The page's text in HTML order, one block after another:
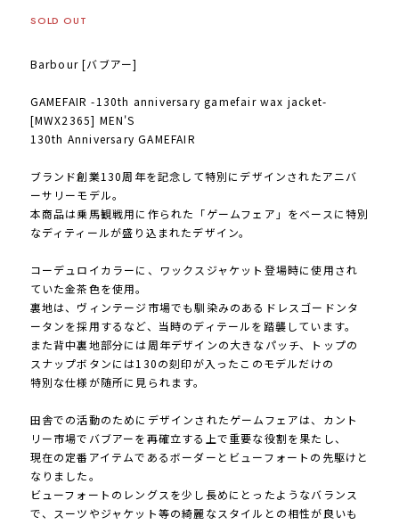
SOLD OUT
Barbour [バブアー]
GAMEFAIR -130th anniversary gamefair wax jacket-
[MWX2365] MEN'S
130th Anniversary GAMEFAIR
ブランド創業130周年を記念して特別にデザインされたアニバ
ーサリーモデル。
本商品は乗馬観戦用に作られた「ゲームフェア」をベースに特別
なディティールが盛り込まれたデザイン。
コーデュロイカラーに、ワックスジャケット登場時に使用され
ていた金茶色を使用。
裏地は、ヴィンテージ市場でも馴染みのあるドレスゴードンタ
ータンを採用するなど、当時のディテールを踏襲しています。
また背中裏地部分には周年デザインの大きなパッチ、トップの
スナップボタンには130の刻印が入ったこのモデルだけの
特別な仕様が随所に見られます。
田舎での活動のためにデザインされたゲームフェアは、カント
リー市場でバブアーを再確立する上で重要な役割を果たし、
現在の定番アイテムであるボーダーとビューフォートの先駆けと
なりました。
ビューフォートのレングスを少し長めにとったようなバランス
で、スーツやジャケット等の綺麗なスタイルとの相性が良いも